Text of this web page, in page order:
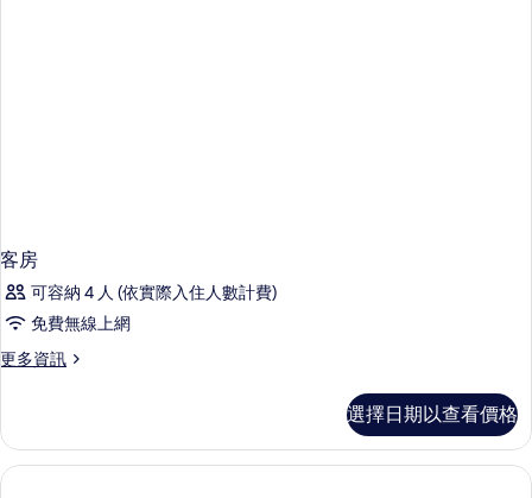
客房
可容納 4 人 (依實際入住人數計費)
免費無線上網
更多資訊
更
的
詳
情
選擇日期以查看價格